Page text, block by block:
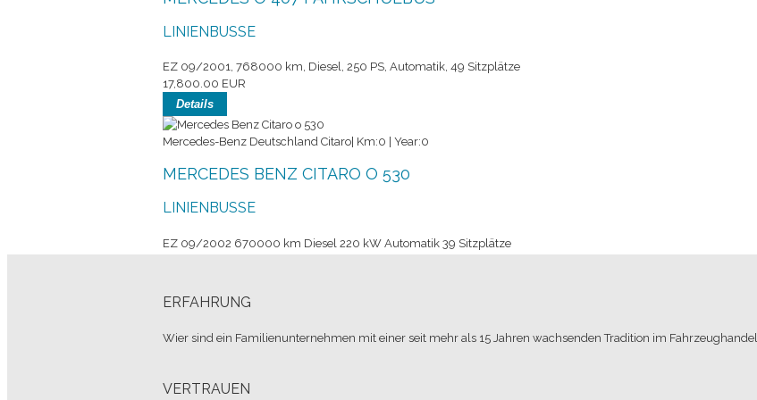
LINIENBUSSE
EZ 09/2001, 768000 km, Diesel, 250 PS, Automatik, 49 Sitzplätze
17,800.00 EUR
Details
Mercedes-Benz Deutschland Citaro| Km:0 | Year:0
MERCEDES BENZ CITARO O 530
LINIENBUSSE
EZ 09/2002 670000 km Diesel 220 kW Automatik 39 Sitzplätze
SONSTIGE BUSSE
ERFAHRUNG
Wier sind ein Familienunternehmen mit einer seit mehr als 15 Jahren wachsenden Tradition im Fahrzeughandel.
VERTRAUEN